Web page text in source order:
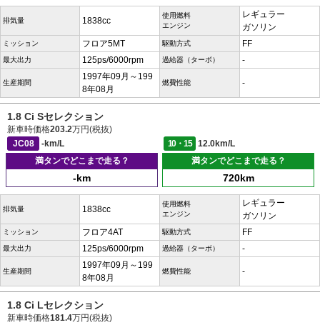
排気量 1838cc
使用燃料
エンジン
レギュラー
ガソリン
ミッション フロア5MT 駆動方式 FF
最大出力 125ps/6000rpm 過給器（ターボ） -
生産期間
1997年09月～199
8年08月
燃費性能 -
1.8 Ci Sセレクション
新車時価格203.2万円(税抜)
JC08
-km/L 10・15
12.0km/L
満タンでどこまで走る？
-km
満タンでどこまで走る？
720km
排気量 1838cc
使用燃料
エンジン
レギュラー
ガソリン
ミッション フロア4AT 駆動方式 FF
最大出力 125ps/6000rpm 過給器（ターボ） -
生産期間
1997年09月～199
8年08月
燃費性能 -
1.8 Ci Lセレクション
新車時価格181.4万円(税抜)